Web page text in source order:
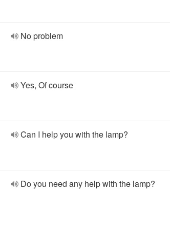
No problem
Yes, Of course
Can I help you with the lamp?
Do you need any help with the lamp?